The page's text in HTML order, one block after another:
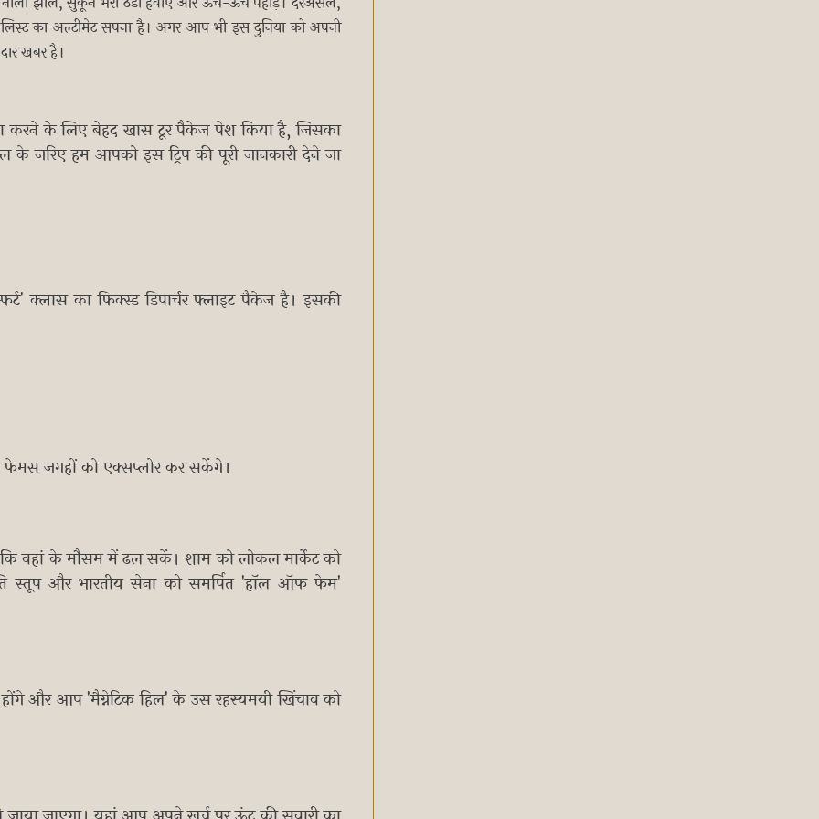
का अल्टीमेट सपना है। अगर आप भी इस दुनिया को अपनी
खबर है।
करने के लिए बेहद खास टूर पैकेज पेश किया है, जिसका
हम आपको इस ट्रिप की पूरी जानकारी देने जा
क्लास का फिक्स्ड डिपार्चर फ्लाइट पैकेज है। इसकी
जगहों को एक्सप्लोर कर सकेंगे।
वहां के मौसम में ढल सकें। शाम को लोकल मार्केट को
और भारतीय सेना को समर्पित 'हॉल ऑफ फेम'
होंगे और आप 'मैग्नेटिक हिल' के उस रहस्यमयी खिंचाव को